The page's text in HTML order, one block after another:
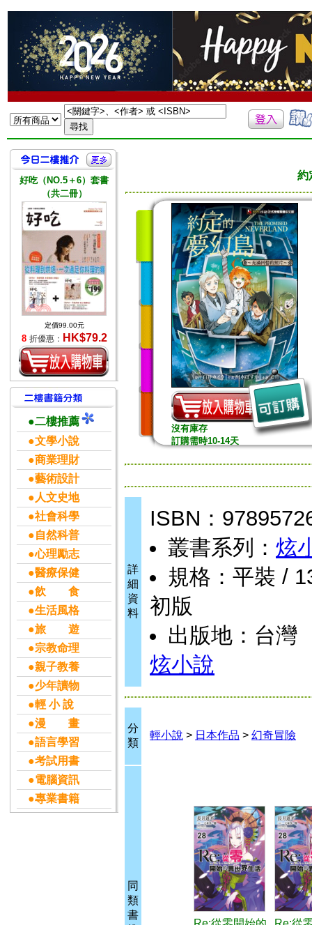
好吃（NO.5＋6）套書
（共二冊）
定價99.00元
8 折優惠： HK$79.2
●二樓推薦
●文學小說
●商業理財
●藝術設計
●人文史地
●社會科學
●自然科普
●心理勵志
●醫療保健
●飲 食
●生活風格
●旅 遊
●宗教命理
●親子教養
●少年讀物
●輕 小 說
●漫 畫
●語言學習
●考試用書
●電腦資訊
●專業書籍
約
沒有庫存
訂購需時10-14天
詳
細
資
料
ISBN：
叢書系列： 炫
規格：平裝 /
初版
出版地：台灣
炫小說
分
類
輕小說 > 日本作品 > 幻奇冒險
同
類
書